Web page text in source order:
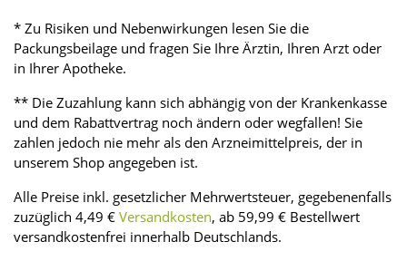
* Zu Risiken und Nebenwirkungen lesen Sie die
Packungsbeilage und fragen Sie Ihre Ärztin, Ihren Arzt oder
in Ihrer Apotheke.
** Die Zuzahlung kann sich abhängig von der Krankenkasse
und dem Rabattvertrag noch ändern oder wegfallen! Sie
zahlen jedoch nie mehr als den Arzneimittelpreis, der in
unserem Shop angegeben ist.
Alle Preise inkl. gesetzlicher Mehrwertsteuer, gegebenenfalls
zuzüglich 4,49 € Versandkosten, ab 59,99 € Bestellwert
versandkostenfrei innerhalb Deutschlands.